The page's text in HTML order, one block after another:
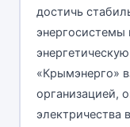
достичь
энергосистемы
«Крымэнерго»
организацией,
электричества